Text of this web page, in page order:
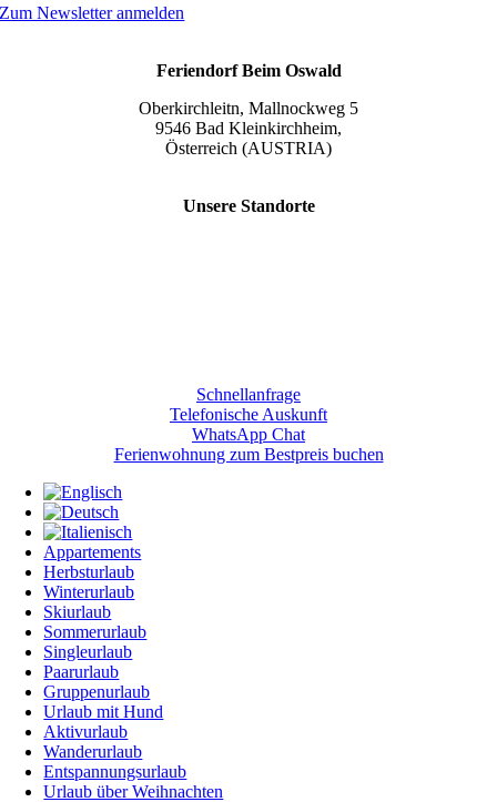
Zum Newsletter anmelden
Feriendorf Beim Oswald
Oberkirchleitn, Mallnockweg 5
9546 Bad Kleinkirchheim,
Österreich (AUSTRIA)
Unsere Standorte
Schnellanfrage
Telefonische Auskunft
WhatsApp Chat
Ferienwohnung zum Bestpreis buchen
Appartements
Herbsturlaub
Winterurlaub
Skiurlaub
Sommerurlaub
Singleurlaub
Paarurlaub
Gruppenurlaub
Urlaub mit Hund
Aktivurlaub
Wanderurlaub
Entspannungsurlaub
Urlaub über Weihnachten